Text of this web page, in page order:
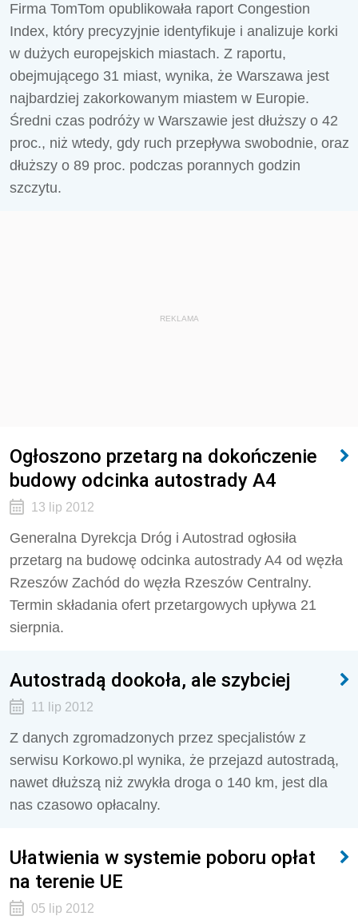
Firma TomTom opublikowała raport Congestion
Index, który precyzyjnie identyfikuje i analizuje korki
w dużych europejskich miastach. Z raportu,
obejmującego 31 miast, wynika, że Warszawa jest
najbardziej zakorkowanym miastem w Europie.
Średni czas podróży w Warszawie jest dłuższy o 42
proc., niż wtedy, gdy ruch przepływa swobodnie, oraz
dłuższy o 89 proc. podczas porannych godzin
szczytu.
REKLAMA
Ogłoszono przetarg na dokończenie
budowy odcinka autostrady A4
13 lip 2012
Generalna Dyrekcja Dróg i Autostrad ogłosiła
przetarg na budowę odcinka autostrady A4 od węzła
Rzeszów Zachód do węzła Rzeszów Centralny.
Termin składania ofert przetargowych upływa 21
sierpnia.
Autostradą dookoła, ale szybciej
11 lip 2012
Z danych zgromadzonych przez specjalistów z
serwisu Korkowo.pl wynika, że przejazd autostradą,
nawet dłuższą niż zwykła droga o 140 km, jest dla
nas czasowo opłacalny.
Ułatwienia w systemie poboru opłat
na terenie UE
05 lip 2012